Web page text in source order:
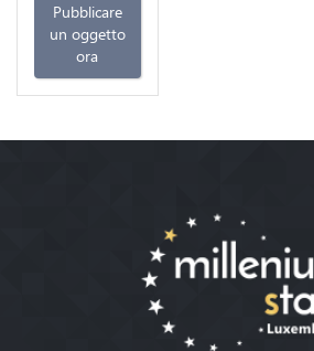
Pubblicare
un oggetto
ora